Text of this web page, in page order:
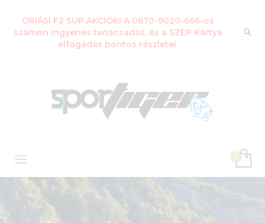
ÓRIÁSI F2 SUP AKCIÓK! A 0670-9020-666-os
számon ingyenes tanácsadás, és a SZÉP Kártya
elfogadás pontos részletei.